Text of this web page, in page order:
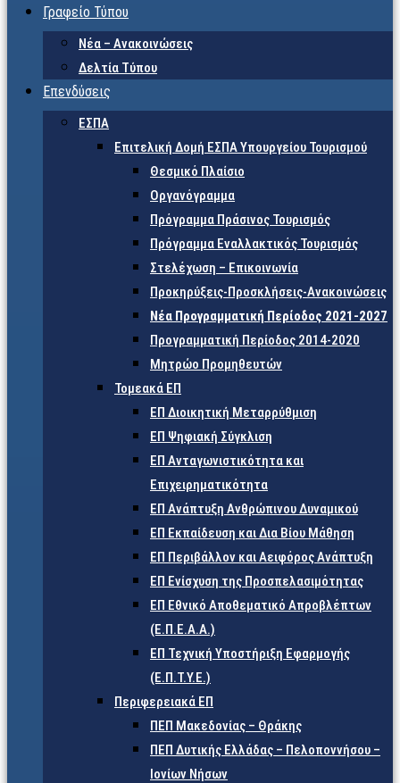
Γραφείο Τύπου
Νέα – Ανακοινώσεις
Δελτία Τύπου
Επενδύσεις
ΕΣΠΑ
Επιτελική Δομή ΕΣΠΑ Υπουργείου Τουρισμού
Θεσμικό Πλαίσιο
Οργανόγραμμα
Πρόγραμμα Πράσινος Τουρισμός
Πρόγραμμα Εναλλακτικός Τουρισμός
Στελέχωση – Επικοινωνία
Προκηρύξεις-Προσκλήσεις-Ανακοινώσεις
Νέα Προγραμματική Περίοδος 2021-2027
Προγραμματική Περίοδος 2014-2020
Μητρώο Προμηθευτών
Τομεακά ΕΠ
ΕΠ Διοικητική Μεταρρύθμιση
ΕΠ Ψηφιακή Σύγκλιση
ΕΠ Ανταγωνιστικότητα και
Επιχειρηματικότητα
ΕΠ Ανάπτυξη Ανθρώπινου Δυναμικού
ΕΠ Εκπαίδευση και Δια Βίου Μάθηση
ΕΠ Περιβάλλον και Αειφόρος Ανάπτυξη
ΕΠ Ενίσχυση της Προσπελασιμότητας
ΕΠ Εθνικό Αποθεματικό Απροβλέπτων
(Ε.Π.Ε.Α.Α.)
ΕΠ Τεχνική Υποστήριξη Εφαρμογής
(Ε.Π.Τ.Υ.Ε.)
Περιφερειακά ΕΠ
ΠΕΠ Μακεδονίας – Θράκης
ΠΕΠ Δυτικής Ελλάδας – Πελοποννήσου –
Ιονίων Νήσων